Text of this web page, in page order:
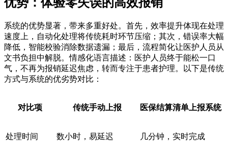
系统的优势显著，带来多重好处。首先，效率提升体现在处理
速度上，自动化处理将传统耗时环节压缩；其次，错误率大幅
降低，智能校验消除数据遗漏；最后，流程简化让医护人员从
文书负担中解脱。情感化语言描述：医护人员终于能松一口
气，不再为报销延迟焦虑，转而专注于患者护理。以下是传统
方式与系统的优劣势对比：
对比项 传统手动上报 医保结算清单上报系统
处理时间 数小时，易延迟 几分钟，实时完成